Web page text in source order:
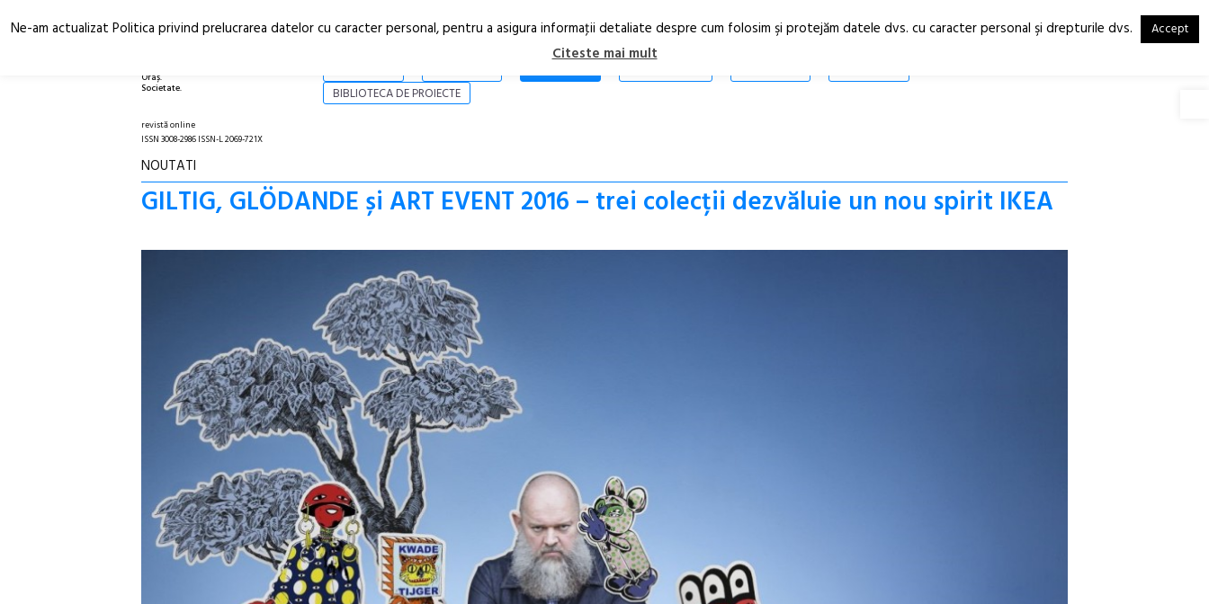
Oraș.
Societate.
RO
EN
STIRI
BIBLIOTECA DE PROIECTE
revistă online
ISSN 3008-2986 ISSN-L 2069-721X
NOUTATI
GILTIG, GLÖDANDE și ART EVENT 2016 – trei colecții dezvăluie un nou spirit IKEA
Ne-am actualizat Politica privind prelucrarea datelor cu caracter personal, pentru a asigura informaţii detaliate despre cum folosim şi protejăm datele dvs. cu caracter personal şi drepturile dvs. Accept
Citeste mai mult